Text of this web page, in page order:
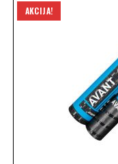
AKCIJA!